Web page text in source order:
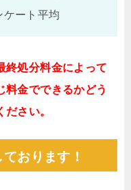
ート平均
処分料金によって
料金でできるかどう
さい。
おります！